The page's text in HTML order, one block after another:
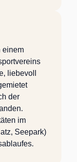
einem
liebevoll
der
im
Seepark)